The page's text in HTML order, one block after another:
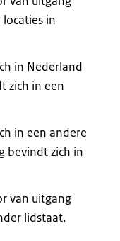
in
in Nederland
zich in een
in een andere
bevindt zich in
van uitgang
lidstaat.